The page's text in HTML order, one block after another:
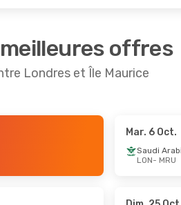
offres
Londres et Île Maurice
1 Escale
Mar. 6 Oct.
Saudi
LON- MRU